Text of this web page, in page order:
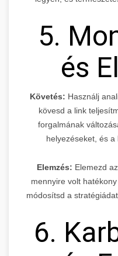
5.
és
Követés: Használj
kövesd a link
forgalmának
helyezéseket, és a
Elemzés: Elemezd
mennyire volt
módosítsd a
6.